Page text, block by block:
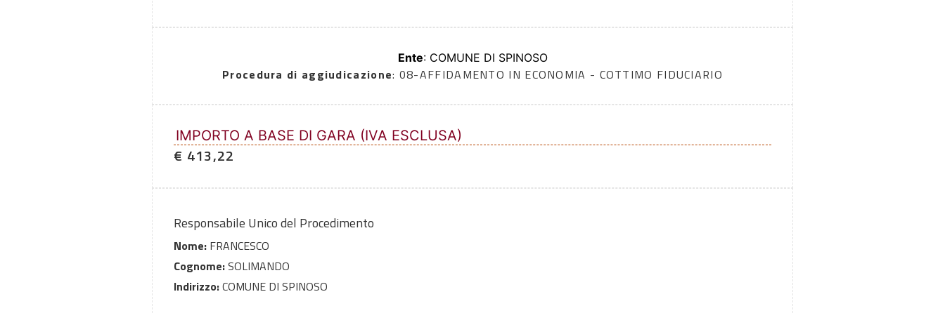
Ente: COMUNE DI SPINOSO
Procedura di aggiudicazione: 08-AFFIDAMENTO IN ECONOMIA - COTTIMO FIDUCIARIO
IMPORTO A BASE DI GARA (IVA ESCLUSA)
€ 413,22
Responsabile Unico del Procedimento
Nome: FRANCESCO
Cognome:SOLIMANDO
Indirizzo:COMUNE DI SPINOSO